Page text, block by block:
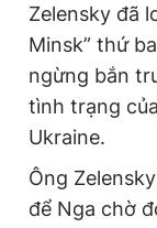
Zelensky đã
Minsk” thứ
ngừng bắn
tình trạng
Ukraine.
Ông
để Nga chờ